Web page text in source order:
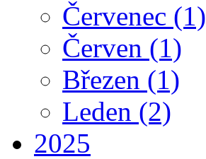
Červenec (1)
Červen (1)
Březen (1)
Leden (2)
2025